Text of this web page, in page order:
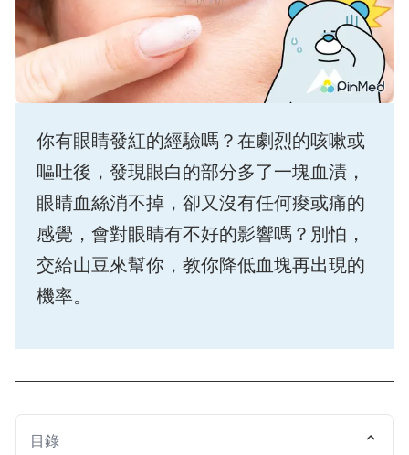
你有眼睛發紅的經驗嗎？在劇烈的咳嗽或
嘔吐後，發現眼白的部分多了一塊血漬，
眼睛血絲消不掉，卻又沒有任何痠或痛的
感覺，會對眼睛有不好的影響嗎？別怕，
交給山豆來幫你，教你降低血塊再出現的
機率。
目錄